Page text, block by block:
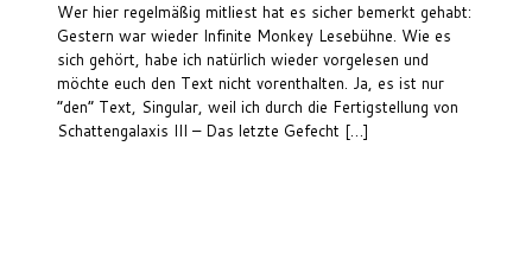
Wer hier regelmäßig mitliest hat es sicher bemerkt gehabt:
Gestern war wieder Infinite Monkey Lesebühne. Wie es
sich gehört, habe ich natürlich wieder vorgelesen und
möchte euch den Text nicht vorenthalten. Ja, es ist nur
“den” Text, Singular, weil ich durch die Fertigstellung von
Schattengalaxis III – Das letzte Gefecht […]